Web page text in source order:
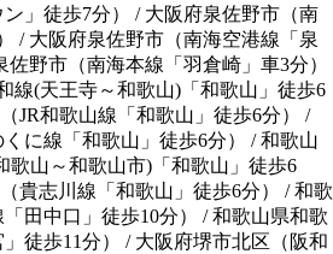
」徒歩7分） / 大阪府泉佐野市（南
/ 大阪府泉佐野市（南海空港線「泉
野市（南海本線「羽倉崎」車3分）
線(天王寺～和歌山)「和歌山」徒歩6
JR和歌山線「和歌山」徒歩6分） /
に線「和歌山」徒歩6分） / 和歌山
歌山～和歌山市)「和歌山」徒歩6
貴志川線「和歌山」徒歩6分） / 和歌
田中口」徒歩10分） / 和歌山県和歌
徒歩11分） / 大阪府堺市北区（阪和